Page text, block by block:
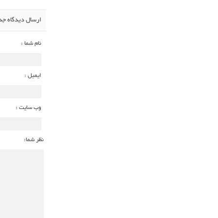
ارسال دیدگاه
نام شما :
ایمیل :
وب سایت :
نظر شما: